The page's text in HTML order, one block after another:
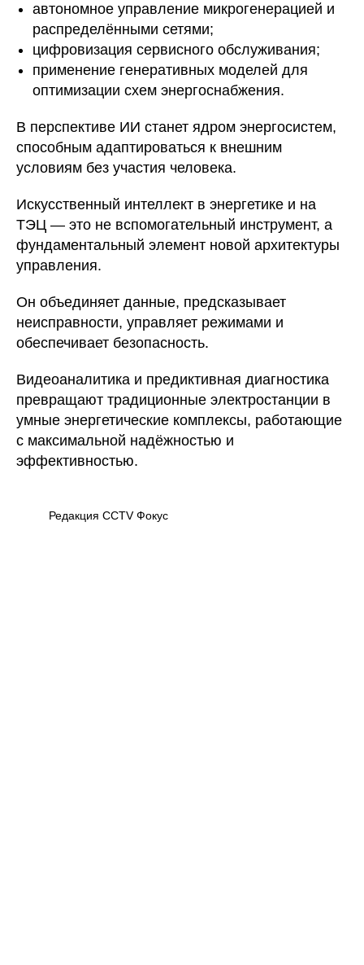
автономное управление микрогенерацией и
распределёнными сетями;
цифровизация сервисного обслуживания;
применение генеративных моделей для
оптимизации схем энергоснабжения.
В перспективе ИИ станет ядром энергосистем,
способным адаптироваться к внешним
условиям без участия человека.
Искусственный интеллект в энергетике и на
ТЭЦ — это не вспомогательный инструмент, а
фундаментальный элемент новой архитектуры
управления.
Он объединяет данные, предсказывает
неисправности, управляет режимами и
обеспечивает безопасность.
Видеоаналитика и предиктивная диагностика
превращают традиционные электростанции в
умные энергетические комплексы, работающие
с максимальной надёжностью и
эффективностью.
Редакция CCTV Фокус